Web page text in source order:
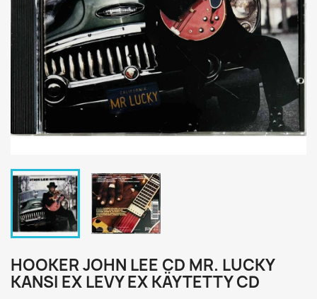
HOOKER JOHN LEE CD MR. LUCKY
KANSI EX LEVY EX KÄYTETTY CD